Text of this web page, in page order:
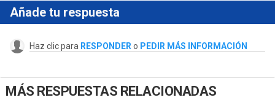
Añade tu respuesta
Haz clic para RESPONDER o PEDIR MÁS INFORMACIÓN
MÁS RESPUESTAS RELACIONADAS